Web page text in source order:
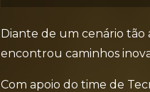
Diante de um cenário tão
encontrou caminhos
Com apoio do time de